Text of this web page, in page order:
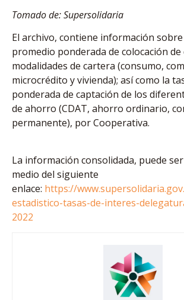
Tomado de: Supersolidaria
El archivo, contiene información
promedio ponderada de colocación de
modalidades de cartera (consumo,
microcrédito y vivienda); así como la
ponderada de captación de los
de ahorro (CDAT, ahorro ordinario,
permanente), por Cooperativa.
La información consolidada, puede
medio del siguiente
enlace: https://
estadistico-tasas-de-interes-
2022